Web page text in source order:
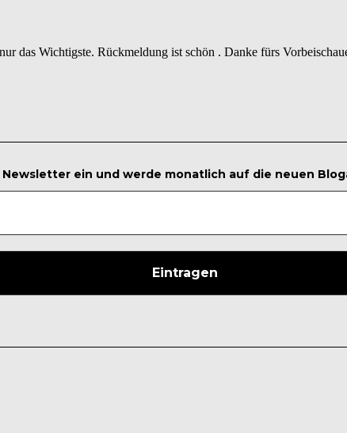
das Wichtigste. Rückmeldung ist schön . Danke fürs
Newsletter ein und werde monatlich auf die neuen